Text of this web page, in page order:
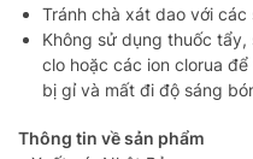
Tránh chà xát dao với
Không sử dụng thuốc
clo hoặc các ion clorua
bị gỉ và mất đi độ sáng
Thông tin về sản phẩm